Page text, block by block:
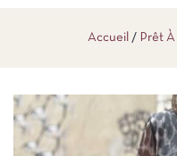
Accueil Prêt